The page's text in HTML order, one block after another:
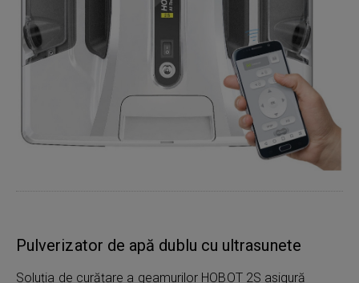
Pulverizator de apă dublu cu ultrasunete
Soluția de curățare a geamurilor HOBOT 2S asigură